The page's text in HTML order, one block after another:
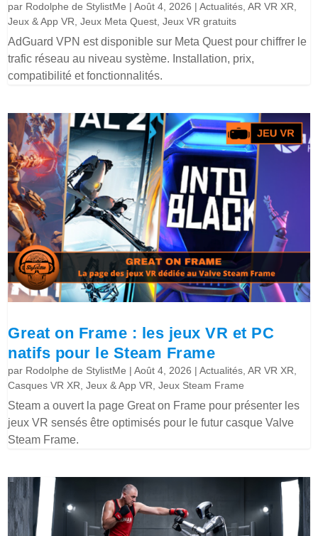
par Rodolphe de StylistMe |Août 4, 2026 |Actualités,AR VR XR,
Jeux & App VR,Jeux Meta Quest,Jeux VR gratuits
AdGuard VPN est disponible sur Meta Quest pour chiffrer le
trafic réseau au niveau système. Installation, prix,
compatibilité et fonctionnalités.
Great on Frame : les jeux VR et PC
natifs pour le Steam Frame
par Rodolphe de StylistMe |Août 4, 2026 |Actualités,AR VR XR,
Casques VR XR,Jeux & App VR,Jeux Steam Frame
Steam a ouvert la page Great on Frame pour présenter les
jeux VR sensés être optimisés pour le futur casque Valve
Steam Frame.